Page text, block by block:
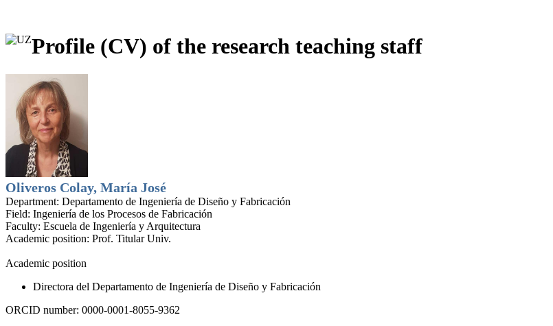
Profile (CV) of the research teaching staff
Oliveros Colay, María José
Department: Departamento de Ingeniería de Diseño y Fabricación
Field: Ingeniería de los Procesos de Fabricación
Faculty: Escuela de Ingeniería y Arquitectura
Academic position: Prof. Titular Univ.
Academic position
Directora del Departamento de Ingeniería de Diseño y Fabricación
ORCID number: 0000-0001-8055-9362